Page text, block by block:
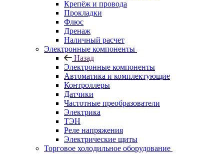
Крепёж и провода
Прокладки
Флюс
Дренаж
Наличный расчет
Электронные компоненты
Назад
Электронные компоненты
Автоматика и комплектующие
Контроллеры
Датчики
Частотные преобразователи
Электрика
ТЭН
Реле напряжения
Электрические щиты
Торговое холодильное оборудование